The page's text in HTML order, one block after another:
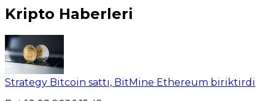
Kripto Haberleri
Strategy Bitcoin sattı, BitMine Ethereum biriktirdi